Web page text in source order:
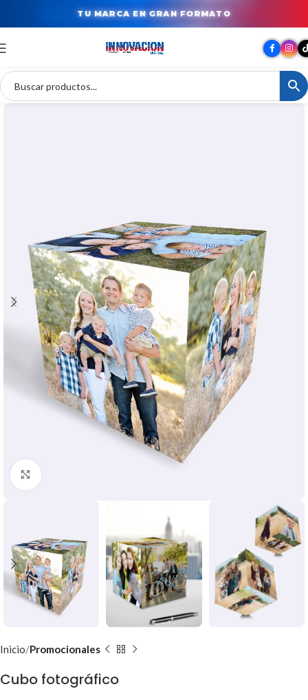
TU MARCA EN GRAN FORMATO
Inicio Promocionales
Cubo fotográfico